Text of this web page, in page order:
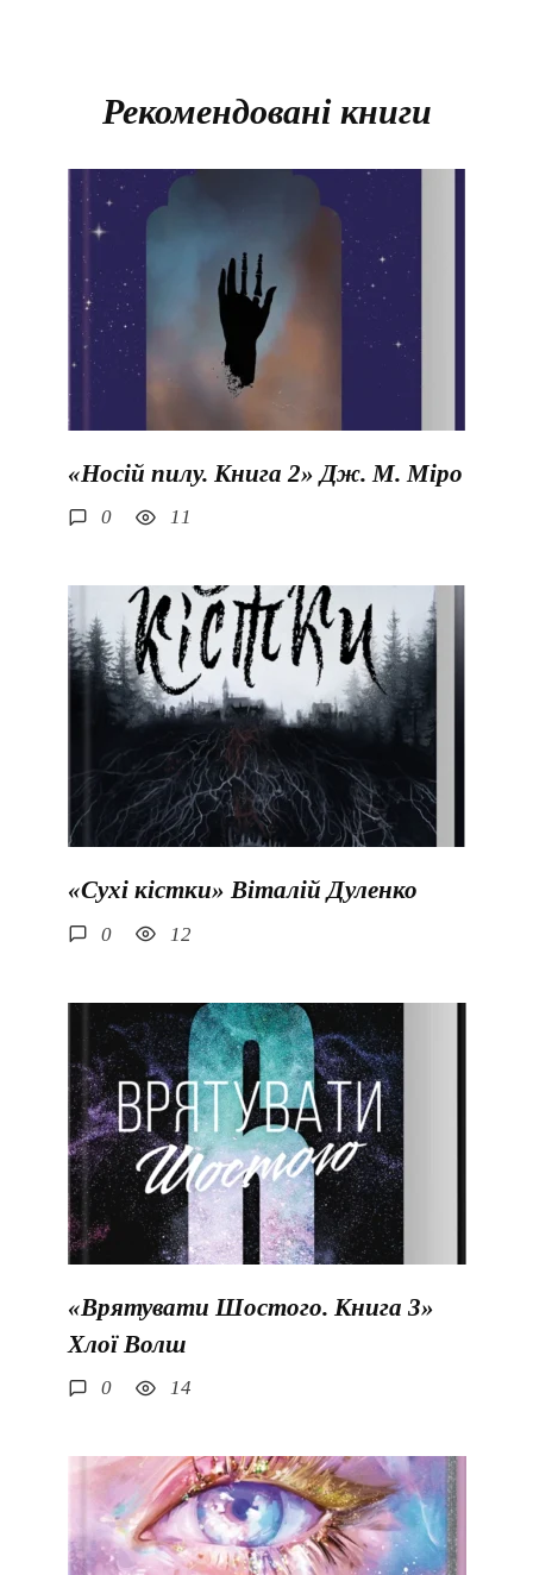
Рекомендовані книги
«Носій пилу. Книга 2» Дж. М. Міро
0 11
«Сухі кістки» Віталій Дуленко
0 12
«Врятувати Шостого. Книга 3»
Хлої Волш
0 14